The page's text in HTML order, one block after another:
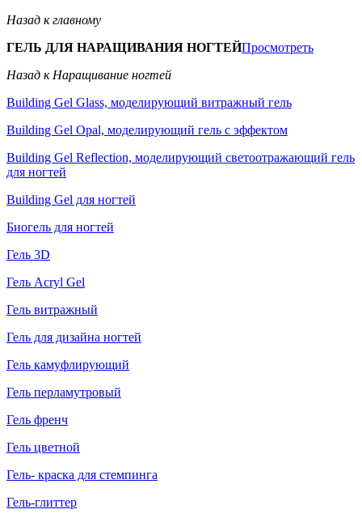
Назад к главному
ГЕЛЬ ДЛЯ НАРАЩИВАНИЯ НОГТЕЙПросмотреть
Назад к Наращивание ногтей
Building Gel Glass, моделирующий витражный гель
Building Gel Opal, моделирующий гель с эффектом
Building Gel Reflection, моделирующий светоотражающий гель
для ногтей
Building Gel для ногтей
Биогель для ногтей
Гель 3D
Гель Acryl Gel
Гель витражный
Гель для дизайна ногтей
Гель камуфлирующий
Гель перламутровый
Гель френч
Гель цветной
Гель- краска для стемпинга
Гель-глиттер